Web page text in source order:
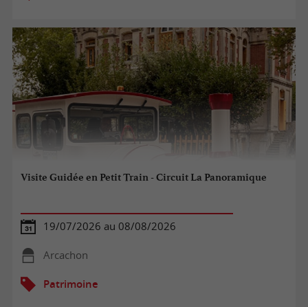
Visite Guidée en Petit Train - Circuit La Panoramique
19/07/2026 au 08/08/2026
Arcachon
Patrimoine